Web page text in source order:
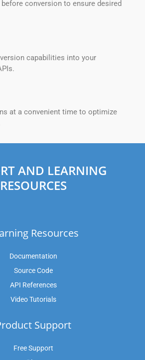
conversion to ensure desired
capabilities into your
at a convenient time to optimize
AND LEARNING
RESOURCES
Resources
Documentation
Source Code
API References
Video Tutorials
Support
Free Support